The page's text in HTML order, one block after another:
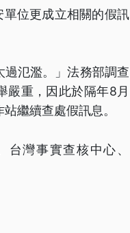
位更成立相關的假訊
過氾濫。」法務部調查
嚴重，因此於隔年8月
繼續查處假訊息。
灣事實查核中心、